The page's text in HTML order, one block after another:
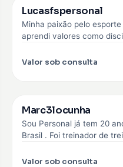
Lucasfspersonal
Minha paixão pelo
aprendi valores como
Valor sob consulta
Marc3locunha
Sou Personal já tem 20
Brasil . Foi treinador de
Valor sob consulta